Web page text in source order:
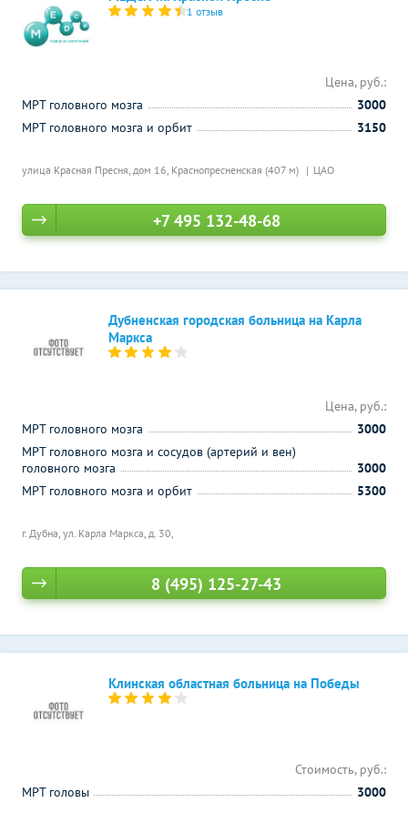
1 отзыв
улица Красная Пресня, дом 16, Краснопресненская (407 м) ЦАО
Цена, руб.:
МРТ головного мозга
3000
МРТ головного мозга и орбит
3150
+7 495 132-48-68
Дубненская городская больница на Карла
Маркса
г. Дубна, ул. Карла Маркса, д. 30,
Цена, руб.:
МРТ головного мозга
3000
МРТ головного мозга и сосудов (артерий и вен)
головного мозга
3000
МРТ головного мозга и орбит
5300
8 (495) 125-27-43
Клинская областная больница на Победы
Стоимость, руб.:
МРТ головы
3000